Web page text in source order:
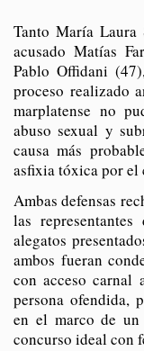
Tanto María
acusado Matías
Pablo Offidani
proceso realizado
marplatense no
abuso sexual y
causa más
asfixia tóxica por el
Ambas defensas
las
alegatos
ambos fueran
con acceso carnal
persona ofendida,
en el marco de
concurso ideal con